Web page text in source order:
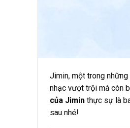
Jimin, một trong
nhạc vượt trội mà còn
của Jimin thực sự là
sau nhé!